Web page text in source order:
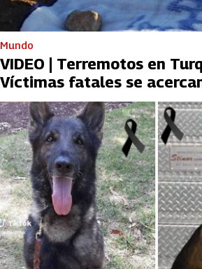
Mundo
VIDEO | Terremotos en
Víctimas fatales se